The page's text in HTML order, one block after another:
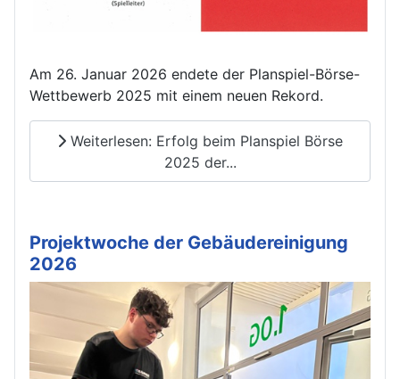
Am 26. Januar 2026 endete der Planspiel-Börse-
Wettbewerb 2025 mit einem neuen Rekord.
Weiterlesen: Erfolg beim Planspiel Börse
2025 der...
Projektwoche der Gebäudereinigung
2026